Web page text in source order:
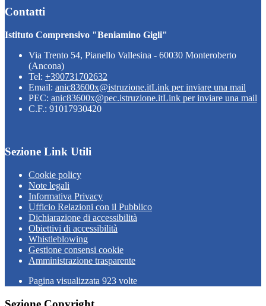
Contatti
Istituto Comprensivo "Beniamino Gigli"
Via Trento 54, Pianello Vallesina - 60030 Monteroberto
(Ancona)
Tel: +390731702632
Email: anic83600x@istruzione.itLink per inviare una mail
PEC: anic83600x@pec.istruzione.itLink per inviare una mail
C.F.: 91017930420
Sezione Link Utili
Cookie policy
Note legali
Informativa Privacy
Ufficio Relazioni con il Pubblico
Dichiarazione di accessibilità
Obiettivi di accessibilità
Whistleblowing
Gestione consensi cookie
Amministrazione trasparente
Pagina visualizzata 923 volte